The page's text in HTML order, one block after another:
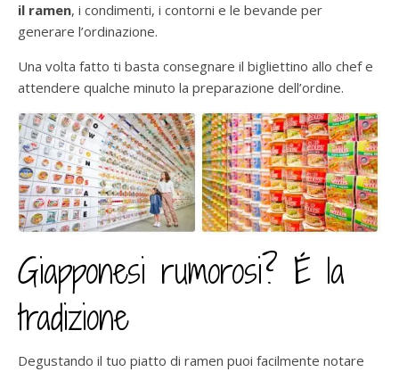
il ramen, i condimenti, i contorni e le bevande per
generare l’ordinazione.
Una volta fatto ti basta consegnare il bigliettino allo chef e
attendere qualche minuto la preparazione dell’ordine.
Giapponesi rumorosi? É la
tradizione
Degustando il tuo piatto di ramen puoi facilmente notare